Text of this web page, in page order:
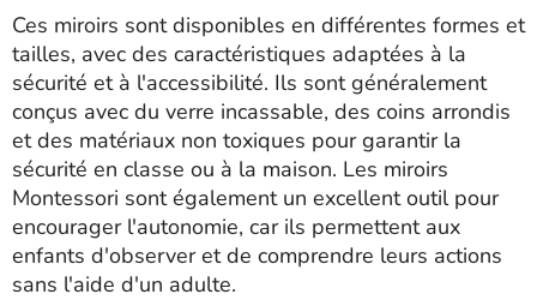
Ces miroirs sont disponibles en différentes formes et
tailles, avec des caractéristiques adaptées à la
sécurité et à l'accessibilité. Ils sont généralement
conçus avec du verre incassable, des coins arrondis
et des matériaux non toxiques pour garantir la
sécurité en classe ou à la maison. Les miroirs
Montessori sont également un excellent outil pour
encourager l'autonomie, car ils permettent aux
enfants d'observer et de comprendre leurs actions
sans l'aide d'un adulte.